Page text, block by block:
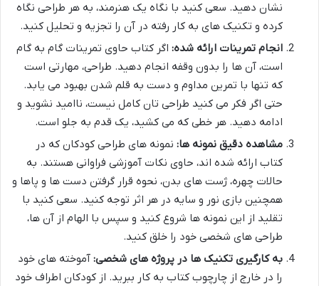
نشان دهید. سعی کنید با نگاه یک هنرمند، به هر طراحی نگاه
کرده و تکنیک های به کار رفته در آن را تجزیه و تحلیل کنید.
انجام تمرینات ارائه شده: اگر کتاب حاوی تمرینات گام به گام
است، آن ها را بدون وقفه انجام دهید. طراحی، مهارتی است
که تنها با تمرین مداوم و دست به قلم شدن بهبود می یابد.
حتی اگر فکر می کنید طراحی تان کامل نیست، ناامید نشوید و
ادامه دهید. هر خطی که می کشید، یک قدم به جلو است.
مشاهده دقیق نمونه ها: نمونه های طراحی کودکان که در
کتاب ارائه شده اند، حاوی نکات آموزشی فراوانی هستند. به
حالات چهره، ژست های بدن، نحوه قرار گرفتن دست ها و پاها و
همچنین بازی نور و سایه در هر اثر توجه کنید. سعی کنید با
تقلید از این نمونه ها شروع کنید و سپس با الهام از آن ها،
طراحی های شخصی خود را خلق کنید.
به کارگیری تکنیک ها در پروژه های شخصی: آموخته های خود
را در خارج از چارچوب کتاب به کار ببرید. از کودکان اطراف خود